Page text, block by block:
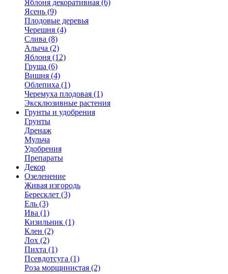
Яблоня декоративная (6)
Ясень (9)
Плодовые деревья
Черешня (4)
Слива (8)
Алыча (2)
Яблоня (12)
Груша (6)
Вишня (4)
Облепиха (1)
Черемуха плодовая (1)
Эксклюзивные растения
Грунты и удобрения
Грунты
Дренаж
Мульча
Удобрения
Препараты
Декор
Озеленение
Живая изгородь
Бересклет (3)
Ель (3)
Ива (1)
Кизильник (1)
Клен (2)
Лох (2)
Пихта (1)
Псевдотсуга (1)
Роза морщинистая (2)